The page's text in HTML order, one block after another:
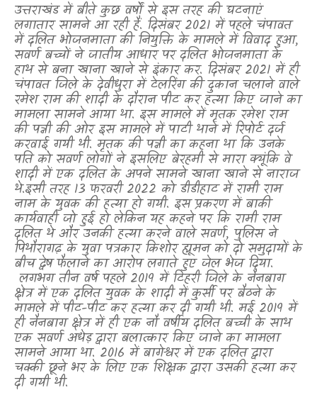
उत्तराखंड में बीते कुछ वर्षों से इस तरह की घटनाएं
लगातार सामने आ रही हैं. दिसंबर 2021 में पहले चंपावत
में दलित भोजनमाता की नियुक्ति के मामले में विवाद हुआ,
सवर्ण बच्चों ने जातीय आधार पर दलित भोजनमाता के
हाथ से बना खाना खाने से इंकार कर. दिसंबर 2021 में ही
चंपावत जिले के देवीधुरा में टेलरिंग की दुकान चलाने वाले
रमेश राम की शादी के दौरान पीट कर हत्या किए जाने का
मामला सामने आया था. इस मामले में मृतक रमेश राम
की पत्नी की ओर इस मामले में पाटी थाने में रिपोर्ट दर्ज
करवाई गयी थी. मृतक की पत्नी का कहना था कि उनके
पति को सवर्ण लोगों ने इसलिए बेरहमी से मारा क्यूंकि वे
शादी में एक दलित के अपने सामने खाना खाने से नाराज
थे.इसी तरह 13 फरवरी 2022 को डीडीहाट में रामी राम
नाम के युवक की हत्या हो गयी. इस प्रकरण में बाकी
कार्यवाही जो हुई हो लेकिन यह कहने पर कि रामी राम
दलित थे और उनकी हत्या करने वाले सवर्ण, पुलिस ने
पिथौरागढ़ के युवा पत्रकार किशोर ह्यूमन को दो समुदायों के
बीच द्वेष फैलाने का आरोप लगाते हुए जेल भेज दिया.
लगभग तीन वर्ष पहले 2019 में टिहरी जिले के नैनबाग
क्षेत्र में एक दलित युवक के शादी में कुर्सी पर बैठने के
मामले में पीट-पीट कर हत्या कर दी गयी थी. मई 2019 में
ही नैनबाग क्षेत्र में ही एक नौ वर्षीय दलित बच्ची के साथ
एक सवर्ण अधेड़ द्वारा बलात्कार किए जाने का मामला
सामने आया था. 2016 में बागेश्वर में एक दलित द्वारा
चक्की छूने भर के लिए एक शिक्षक द्वारा उसकी हत्या कर
दी गयी थी.